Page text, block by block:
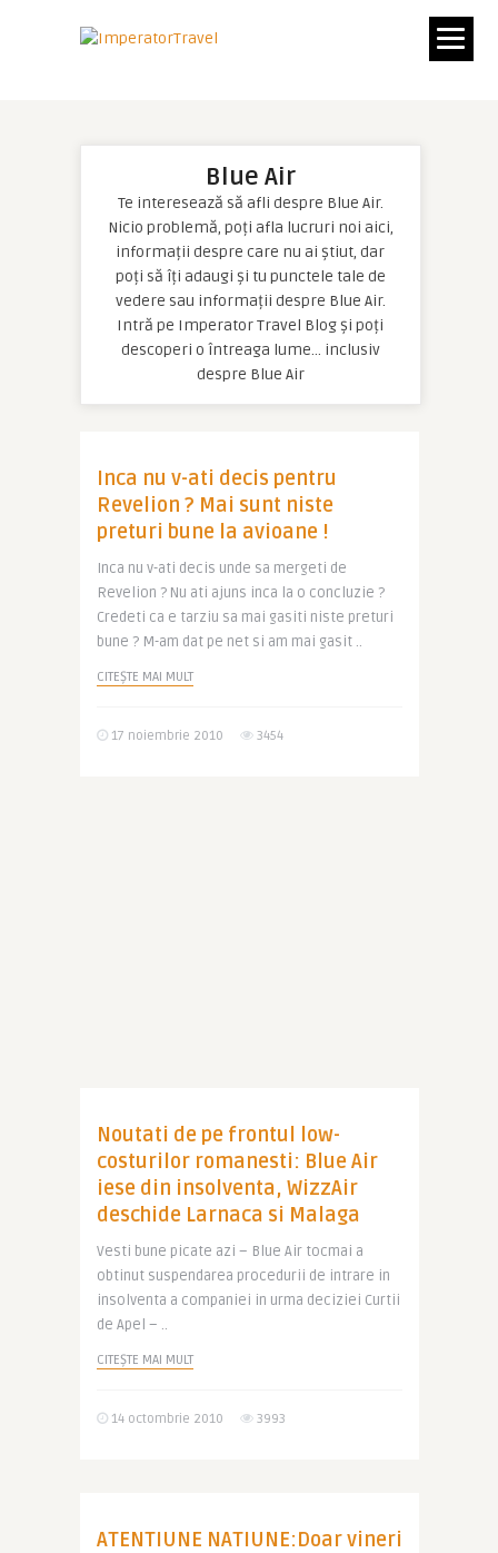
Blue Air
Te interesează să afli despre Blue Air.
Nicio problemă, poți afla lucruri noi aici,
informații despre care nu ai știut, dar
poți să îți adaugi și tu punctele tale de
vedere sau informații despre Blue Air.
Intră pe Imperator Travel Blog și poți
descoperi o întreaga lume… inclusiv
despre Blue Air
Inca nu v-ati decis pentru
Revelion ? Mai sunt niste
preturi bune la avioane !
Inca nu v-ati decis unde sa mergeti de
Revelion ? Nu ati ajuns inca la o concluzie ?
Credeti ca e tarziu sa mai gasiti niste preturi
bune ? M-am dat pe net si am mai gasit ..
CITEȘTE MAI MULT
17 noiembrie 2010 3454
Noutati de pe frontul low-
costurilor romanesti: Blue Air
iese din insolventa, WizzAir
deschide Larnaca si Malaga
Vesti bune picate azi – Blue Air tocmai a
obtinut suspendarea procedurii de intrare in
insolventa a companiei in urma deciziei Curtii
de Apel – ..
CITEȘTE MAI MULT
14 octombrie 2010 3993
ATENTIUNE NATIUNE:Doar vineri